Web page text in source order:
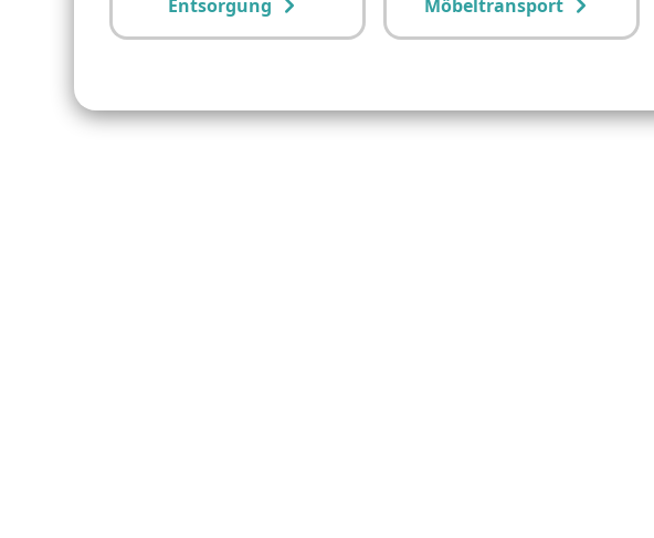
Entsorgung Möbeltransport